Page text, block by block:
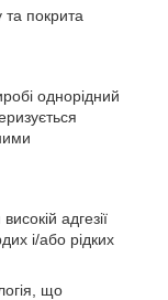
та покрита
однорідний
адгезії
і/або рідких
що